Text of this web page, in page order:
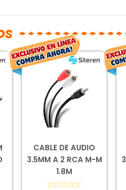
El
precio
es:
CABLE DE AUDIO
3.5MM A 2 RCA M-M
1.8M
El
precio
original
era:
$41.00.
El
precio